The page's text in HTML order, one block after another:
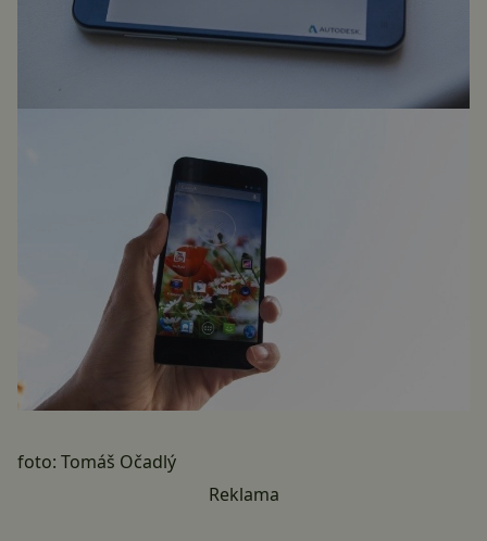
foto: Tomáš Očadlý
Reklama